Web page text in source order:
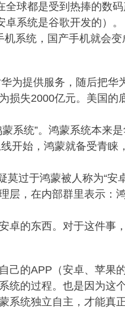
球都是受到热捧的数
系统是谷歌开发的）。
系统，国产手机就会
为提供服务，随后把华
损失2000亿元。美国的
系统”。鸿蒙系统本来
开始，鸿蒙就备受青睐
过于鸿蒙被人称为“安
层，在内部群里表示：
卓的东西。对于这件事
己的APP（安卓、苹果
的过程。也是因为这
系统独立自主，才能真